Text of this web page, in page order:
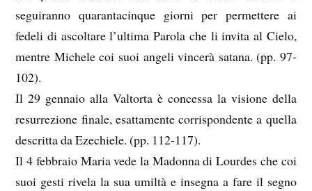
seguiranno quarantacinque giorni per permettere ai
fedeli di ascoltare l’ultima Parola che li invita al Cielo,
mentre Michele coi suoi angeli vincerà satana. (pp. 97-
102).
Il 29 gennaio alla Valtorta è concessa la visione della
resurrezione finale, esattamente corrispondente a quella
descritta da Ezechiele. (pp. 112-117).
Il 4 febbraio Maria vede la Madonna di Lourdes che coi
suoi gesti rivela la sua umiltà e insegna a fare il segno